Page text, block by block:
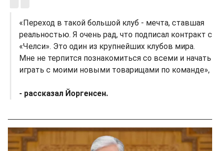
«Переход в такой большой клуб - мечта, ставшая
реальностью. Я очень рад, что подписал контракт с
«Челси». Это один из крупнейших клубов мира.
Мне не терпится познакомиться со всеми и начать
играть с моими новыми товарищами по команде»,
- рассказал Йоргенсен.